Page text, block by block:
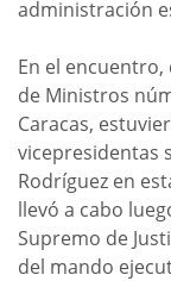
administración
En el
de Ministros
Caracas,
vicepresidentas
Rodríguez en
llevó a cabo
Supremo de
del mando